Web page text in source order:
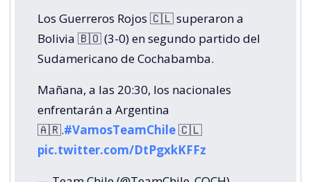
Los Guerreros Rojos 🇨🇱 superaron a
Bolivia 🇧🇴 (3-0) en segundo partido del
Sudamericano de Cochabamba.
Mañana, a las 20:30, los nacionales
enfrentarán a Argentina
🇦🇷.#VamosTeamChile🇨🇱
pic.twitter.com/DtPgxkKFFz